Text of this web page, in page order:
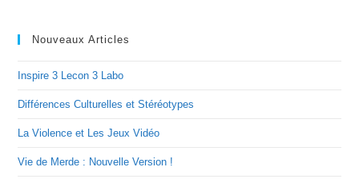
Nouveaux Articles
Inspire 3 Lecon 3 Labo
Différences Culturelles et Stéréotypes
La Violence et Les Jeux Vidéo
Vie de Merde : Nouvelle Version !